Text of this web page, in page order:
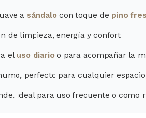
a sándalo con toque de pino
de limpieza, energía y confort
el uso diario o para acompañar la
perfecto para cualquier espacio
ideal para uso frecuente o como